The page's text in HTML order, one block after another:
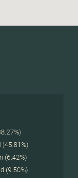
(45.81%)
(6.42%)
(9.50%)